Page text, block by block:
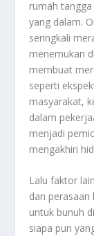
rumah
yang dalam.
seringkali
menemukan
membuat
seperti
masyarakat,
dalam
menjadi
mengakhiri
Lalu faktor
dan perasaan
untuk bunuh
siapa pun